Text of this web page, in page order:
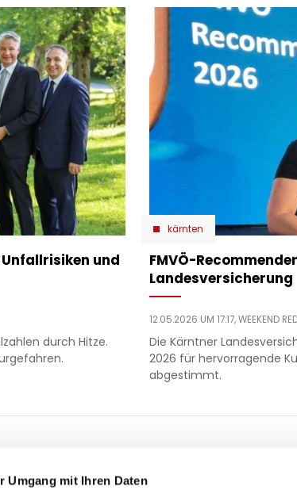
Umgang mit Ihren Daten
und
durch Hitze.
kärnten
​FMVÖ-
Landesversicherung
12.05.2026 UM 17:17,WEEKEND
Die Kärntner
2026 für hervorragende
abgestimmt.
Footer
politik